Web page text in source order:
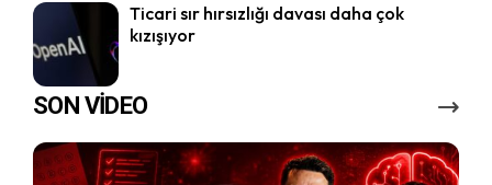
Ticari sır hırsızlığı davası daha çok
kızışıyor
SON VİDEO